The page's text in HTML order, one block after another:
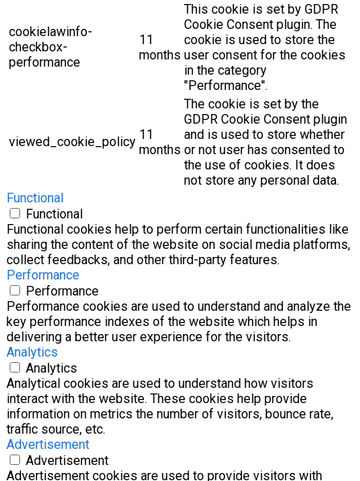
cookielawinfo-
checkbox-
performance
11
months
This cookie is set by GDPR
Cookie Consent plugin. The
cookie is used to store the
user consent for the cookies
in the category
"Performance".
viewed_cookie_policy 11
months
The cookie is set by the
GDPR Cookie Consent plugin
and is used to store whether
or not user has consented to
the use of cookies. It does
not store any personal data.
Functional
Functional
Functional cookies help to perform certain functionalities like
sharing the content of the website on social media platforms,
collect feedbacks, and other third-party features.
Performance
Performance
Performance cookies are used to understand and analyze the
key performance indexes of the website which helps in
delivering a better user experience for the visitors.
Analytics
Analytics
Analytical cookies are used to understand how visitors
interact with the website. These cookies help provide
information on metrics the number of visitors, bounce rate,
traffic source, etc.
Advertisement
Advertisement
Advertisement cookies are used to provide visitors with